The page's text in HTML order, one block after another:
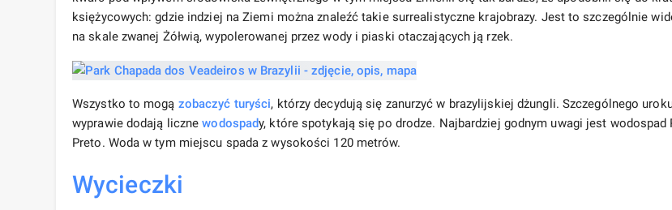
księżycowych: gdzie indziej na Ziemi można znaleźć takie surrealistyczne krajobrazy. Jest to szczególnie
na skale zwanej Żółwią, wypolerowanej przez wody i piaski otaczających ją rzek.
Wszystko to mogą zobaczyć turyści, którzy decydują się zanurzyć w brazylijskiej dżungli. Szczególnego
wyprawie dodają licznewodospady, które spotykają się po drodze. Najbardziej godnym uwagi jest wodospad
Preto. Woda w tym miejscu spada z wysokości 120 metrów.
Wycieczki